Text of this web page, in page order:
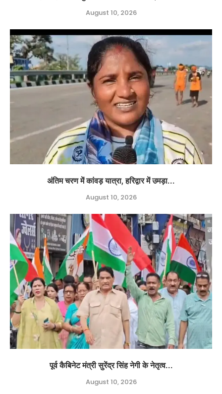
August 10, 2026
अंतिम चरण में कांवड़ यात्रा, हरिद्वार में उमड़ा...
August 10, 2026
पूर्व कैबिनेट मंत्री सुरेंद्र सिंह नेगी के नेतृत्व...
August 10, 2026